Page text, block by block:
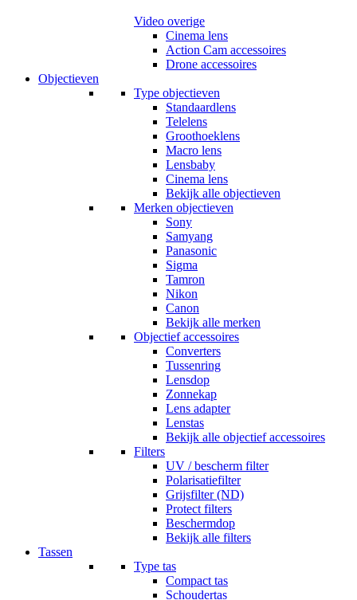
Video overige
Cinema lens
Action Cam accessoires
Drone accessoires
Objectieven
Type objectieven
Standaardlens
Telelens
Groothoeklens
Macro lens
Lensbaby
Cinema lens
Bekijk alle objectieven
Merken objectieven
Sony
Samyang
Panasonic
Sigma
Tamron
Nikon
Canon
Bekijk alle merken
Objectief accessoires
Converters
Tussenring
Lensdop
Zonnekap
Lens adapter
Lenstas
Bekijk alle objectief accessoires
Filters
UV / bescherm filter
Polarisatiefilter
Grijsfilter (ND)
Protect filters
Beschermdop
Bekijk alle filters
Tassen
Type tas
Compact tas
Schoudertas